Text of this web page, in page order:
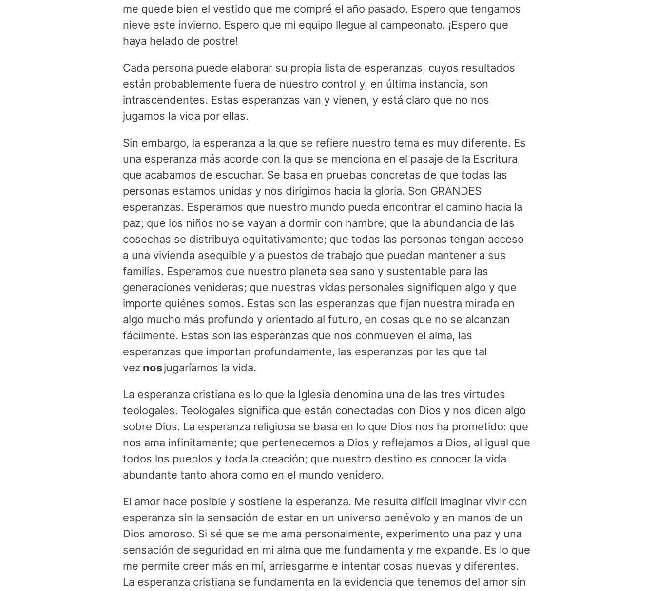
me quede bien el vestido que me compré el año pasado. Espero que tengamos
nieve este invierno. Espero que mi equipo llegue al campeonato. ¡Espero que
haya helado de postre!
Cada persona puede elaborar su propia lista de esperanzas, cuyos resultados
están probablemente fuera de nuestro control y, en última instancia, son
intrascendentes. Estas esperanzas van y vienen, y está claro que no nos
jugamos la vida por ellas.
Sin embargo, la esperanza a la que se refiere nuestro tema es muy diferente. Es
una esperanza más acorde con la que se menciona en el pasaje de la Escritura
que acabamos de escuchar. Se basa en pruebas concretas de que todas las
personas estamos unidas y nos dirigimos hacia la gloria. Son GRANDES
esperanzas. Esperamos que nuestro mundo pueda encontrar el camino hacia la
paz; que los niños no se vayan a dormir con hambre; que la abundancia de las
cosechas se distribuya equitativamente; que todas las personas tengan acceso
a una vivienda asequible y a puestos de trabajo que puedan mantener a sus
familias. Esperamos que nuestro planeta sea sano y sustentable para las
generaciones venideras; que nuestras vidas personales signifiquen algo y que
importe quiénes somos. Estas son las esperanzas que fijan nuestra mirada en
algo mucho más profundo y orientado al futuro, en cosas que no se alcanzan
fácilmente. Estas son las esperanzas que nos conmueven el alma, las
esperanzas que importan profundamente, las esperanzas por las que tal
vez nosjugaríamos la vida.
La esperanza cristiana es lo que la Iglesia denomina una de las tres virtudes
teologales. Teologales significa que están conectadas con Dios y nos dicen algo
sobre Dios. La esperanza religiosa se basa en lo que Dios nos ha prometido: que
nos ama infinitamente; que pertenecemos a Dios y reflejamos a Dios, al igual que
todos los pueblos y toda la creación; que nuestro destino es conocer la vida
abundante tanto ahora como en el mundo venidero.
El amor hace posible y sostiene la esperanza. Me resulta difícil imaginar vivir con
esperanza sin la sensación de estar en un universo benévolo y en manos de un
Dios amoroso. Si sé que se me ama personalmente, experimento una paz y una
sensación de seguridad en mi alma que me fundamenta y me expande. Es lo que
me permite creer más en mí, arriesgarme e intentar cosas nuevas y diferentes.
La esperanza cristiana se fundamenta en la evidencia que tenemos del amor sin